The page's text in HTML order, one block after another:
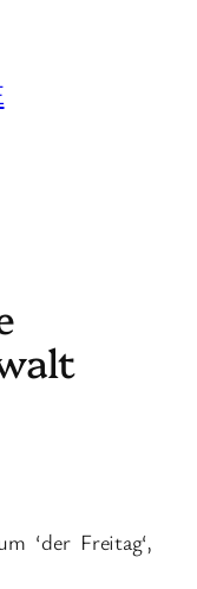
‘der Freitag‘,